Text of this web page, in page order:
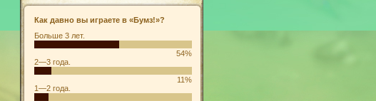
Как давно вы играете в «Бумз!»?
Больше 3 лет.
54%
2—3 года.
11%
1—2 года.